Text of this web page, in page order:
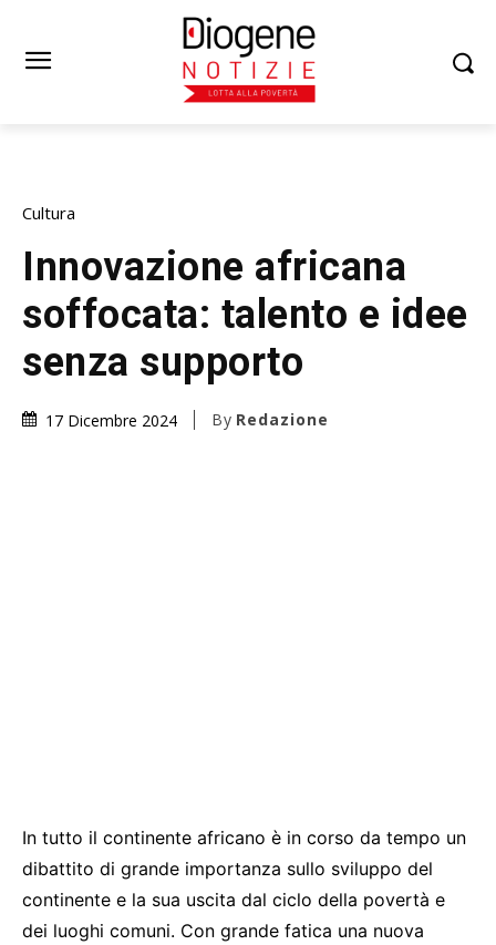
Cultura
Innovazione africana
soffocata: talento e idee
senza supporto
17 Dicembre 2024 By Redazione
In tutto il continente africano è in corso da tempo un
dibattito di grande importanza sullo sviluppo del
continente e la sua uscita dal ciclo della povertà e
dei luoghi comuni. Con grande fatica una nuova